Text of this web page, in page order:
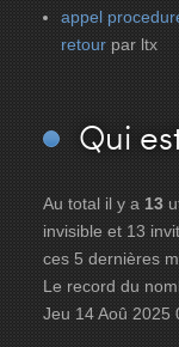
appel
retour par ltx
Qui
Au total il y a 13
invisible et 13
ces 5 dernières
Le record du
Jeu 14 Aoû 2025